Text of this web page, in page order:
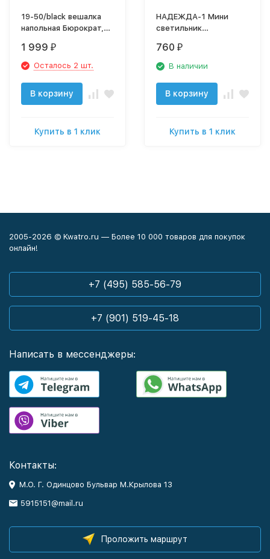
19-50/black вешалка
напольная Бюрократ,
1 999 ₽
Осталось 2 шт.
В корзину
Купить в 1 клик
НАДЕЖДА-1 Мини
светильник
760 ₽
В наличии
В корзину
Купить в 1 клик
2005-2026 © Kwatro.ru — Более 10 000 товаров для покупок
онлайн!
+7 (495) 585-56-79
+7 (901) 519-45-18
Написать в мессенджеры:
Контакты:
М.О. Г. Одинцово Бульвар М.Крылова 13
5915151@mail.ru
Проложить маршрут